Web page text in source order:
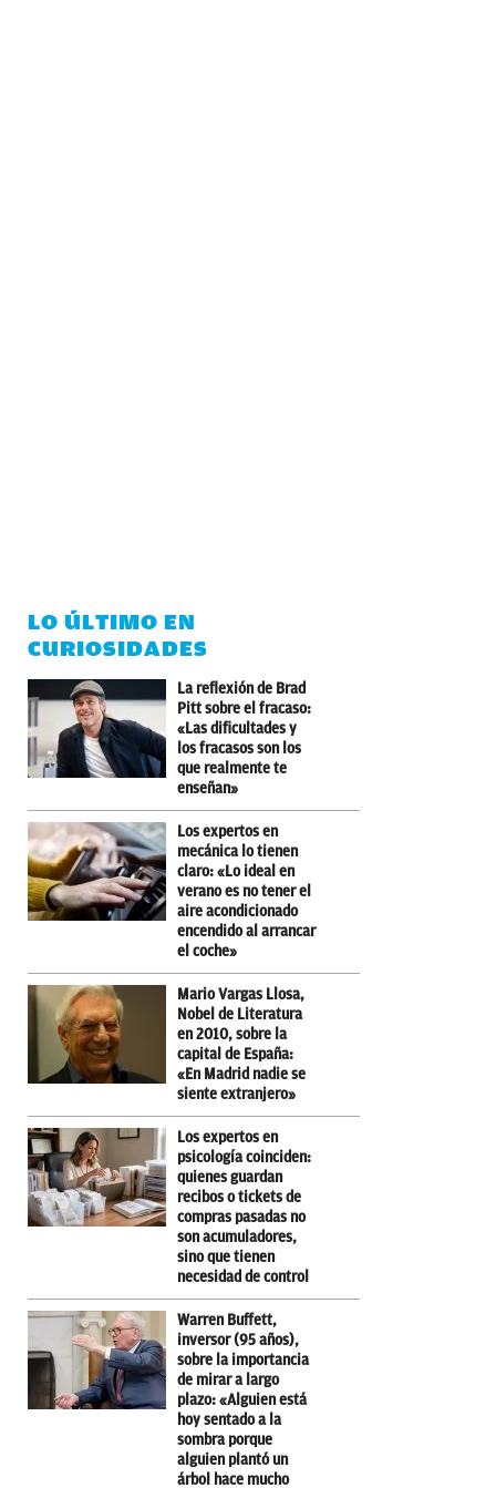
LO ÚLTIMO EN
CURIOSIDADES
La reflexión de Brad
Pitt sobre el fracaso:
«Las dificultades y
los fracasos son los
que realmente te
enseñan»
Los expertos en
mecánica lo tienen
claro: «Lo ideal en
verano es no tener el
aire acondicionado
encendido al arrancar
el coche»
Mario Vargas Llosa,
Nobel de Literatura
en 2010, sobre la
capital de España:
«En Madrid nadie se
siente extranjero»
Los expertos en
psicología coinciden:
quienes guardan
recibos o tickets de
compras pasadas no
son acumuladores,
sino que tienen
necesidad de control
Warren Buffett,
inversor (95 años),
sobre la importancia
de mirar a largo
plazo: «Alguien está
hoy sentado a la
sombra porque
alguien plantó un
árbol hace mucho